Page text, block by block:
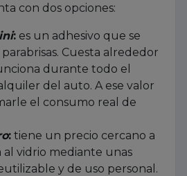
con dos opciones:
: es un adhesivo que se
Cuesta alrededor
durante todo el
del auto. A ese valor
el consumo real de
: tiene un precio cercano a
al vidrio mediante unas
y de uso personal.